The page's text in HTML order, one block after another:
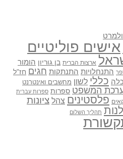
אישים פוליטיים
ארצות הברית בן גוריון הומור
התנחלויות התנתקות חגים חז"ל
כללי לשון מחשבים ואינטרנט
המשפט ספרות ספרות עברית
פלסטינים צהל ציונות
תהליך השלום